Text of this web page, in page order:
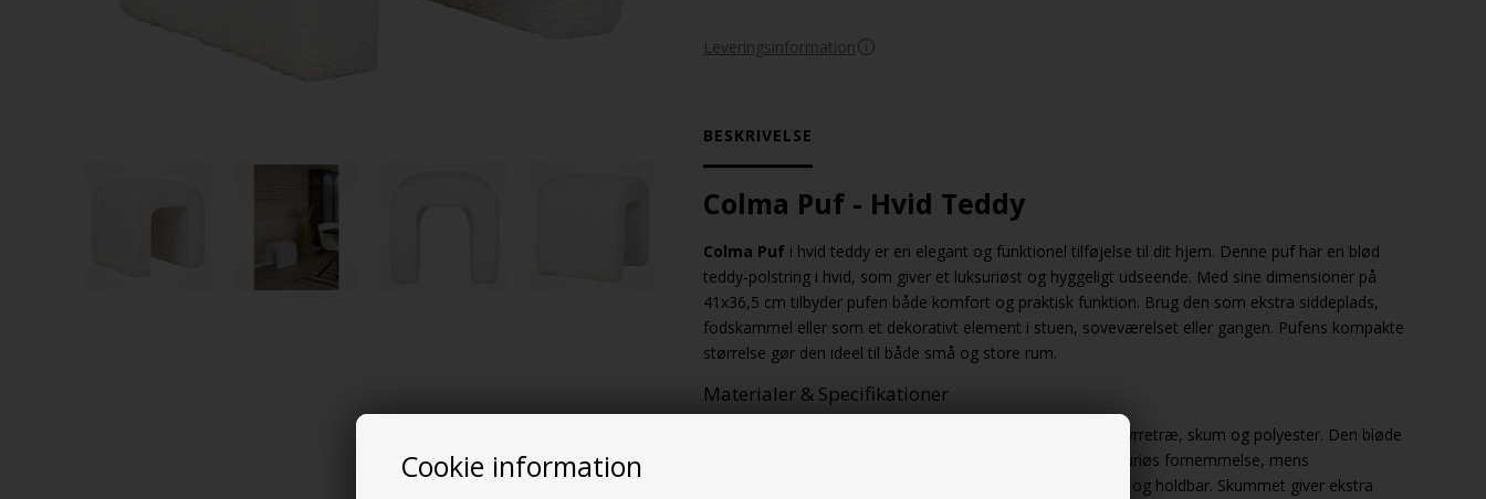
Cookie information
Leveringsinformation
BESKRIVELSE
Colma Puf - Hvid Teddy
Colma Pufi hvid teddy er en elegant og funktionel tilføjelse til dit hjem. Denne puf har en blød
teddy-polstring i hvid, som giver et luksuriøst og hyggeligt udseende. Med sine dimensioner på
41x36,5 cm tilbyder pufen både komfort og praktisk funktion. Brug den som ekstra siddeplads,
fodskammel eller som et dekorativt element i stuen, soveværelset eller gangen. Pufens kompakte
størrelse gør den ideel til både små og store rum.
Materialer & Specifikationer
er fremstillet af kvalitetsmaterialer som MDF, fyrretræ, skum og polyester. Den bløde
teddy-polstring giver pufens overflade en behagelig og luksuriøs fornemmelse, mens
konstruktionen af MDF og fyrretræ sikrer, at pufen er stabil og holdbar. Skummet giver ekstra